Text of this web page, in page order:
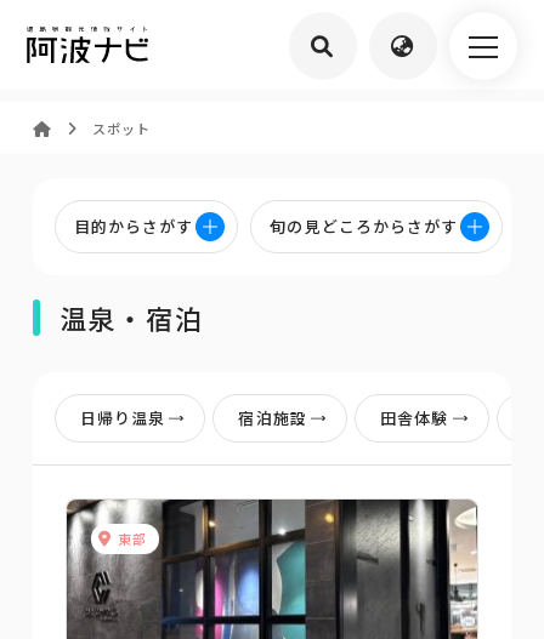
スポット
目的からさがす 旬の見どころからさがす
温泉・宿泊
日帰り温泉 宿泊施設 田舎体験
東部